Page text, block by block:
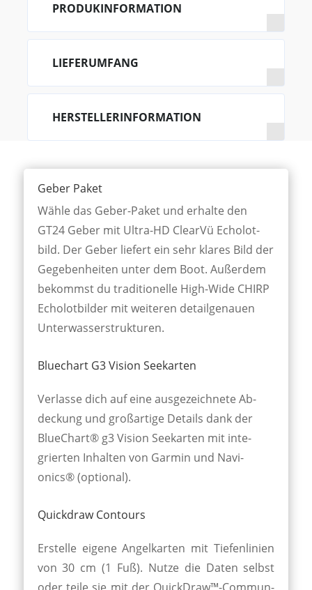
Geber Paket
Wähle das Geber-Paket und er­halte den
GT24 Geber mit Ultra-HD Clear­Vü Echo­lot­
bild. Der Geber lief­ert ein sehr klar­es Bild der
Ge­geben­heiten unter dem Boot. Außer­dem
be­kommst du trad­ition­elle High-Wide CHIRP
Echo­lot­bilder mit weiter­en detail­genauen
Unter­wasser­struk­turen.
Bluechart G3 Vision Seekarten
Verlasse dich auf eine aus­ge­zeich­nete Ab­
deckung und groß­artige Details dank der
Blue­Chart® g3 Vision See­karten mit inte­
grier­ten In­halten von Garmin und Navi­
onics® (optional).
Quickdraw Contours
Erstelle eigene Angel­karten mit Tiefen­linien
von 30 cm (1 Fuß). Nutze die Daten selbst
PRODUKINFORMATION
LIEFERUMFANG
HERSTELLERINFORMATION